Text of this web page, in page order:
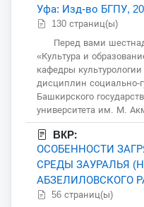
Уфа: Изд-во БГПУ,
130 страниц(ы)
Перед вами
«Культура и
кафедры
дисциплин социально-
Башкирского
университета им. М.
ВКР:
ОСОБЕННОСТИ
СРЕДЫ ЗАУРАЛЬЯ
АБЗЕЛИЛОВСКОГО
56 страниц(ы)